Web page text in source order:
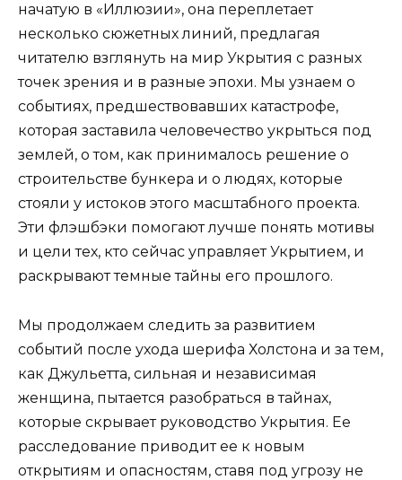
начатую в «Иллюзии», она переплетает
несколько сюжетных линий, предлагая
читателю взглянуть на мир Укрытия с разных
точек зрения и в разные эпохи. Мы узнаем о
событиях, предшествовавших катастрофе,
которая заставила человечество укрыться под
землей, о том, как принималось решение о
строительстве бункера и о людях, которые
стояли у истоков этого масштабного проекта.
Эти флэшбэки помогают лучше понять мотивы
и цели тех, кто сейчас управляет Укрытием, и
раскрывают темные тайны его прошлого.
Мы продолжаем следить за развитием
событий после ухода шерифа Холстона и за тем,
как Джульетта, сильная и независимая
женщина, пытается разобраться в тайнах,
которые скрывает руководство Укрытия. Ее
расследование приводит ее к новым
открытиям и опасностям, ставя под угрозу не